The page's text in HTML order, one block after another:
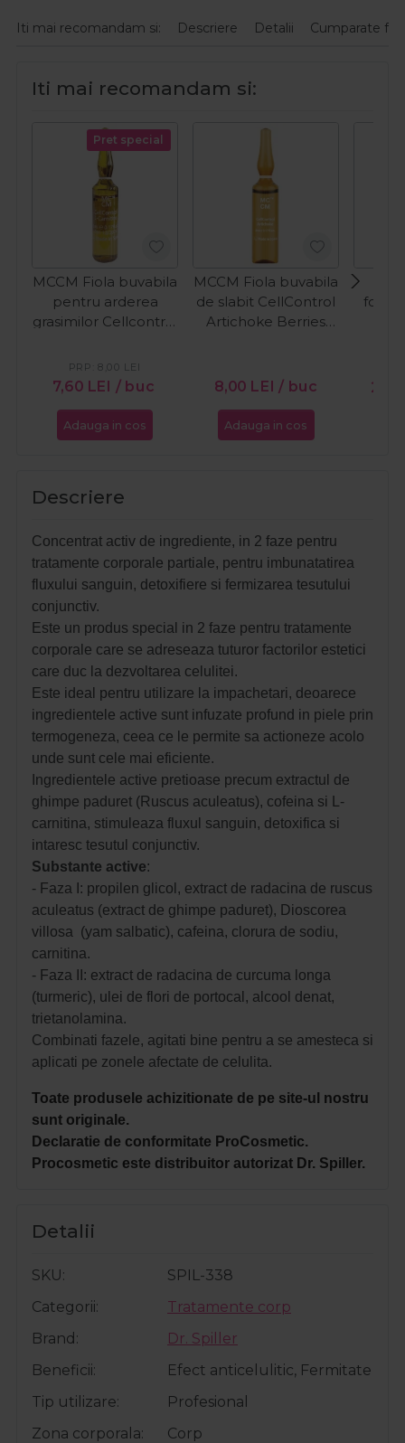
Iti mai recomandam si: Descriere Detalii Cumparate
Iti mai recomandam si:
Pret special
MCCM Fiola buvabila
pentru arderea
grasimilor Cellcontrol
7,60 LEI / buc
PRP: 8,00 LEI
Adauga in cos
MCCM Fiola buvabila
de slabit CellControl
Artichoke Berries
8,00 LEI / buc
Adauga in cos
Descriere
Concentrat activ de ingrediente, in 2 faze pentru
tratamente corporale partiale, pentru imbunatatirea
fluxului sanguin, detoxifiere si fermizarea tesutului
conjunctiv.
Este un produs special in 2 faze pentru tratamente
corporale care se adreseaza tuturor factorilor estetici
care duc la dezvoltarea celulitei.
Este ideal pentru utilizare la impachetari, deoarece
ingredientele active sunt infuzate profund in piele prin
termogeneza, ceea ce le permite sa actioneze acolo
unde sunt cele mai eficiente.
Ingredientele active pretioase precum extractul de
ghimpe paduret (Ruscus aculeatus), cofeina si L-
carnitina, stimuleaza fluxul sanguin, detoxifica si
intaresc tesutul conjunctiv.
Substante active:
- Faza I: propilen glicol, extract de radacina de ruscus
aculeatus (extract de ghimpe paduret), Dioscorea
villosa (yam salbatic), cafeina, clorura de sodiu,
carnitina.
- Faza II: extract de radacina de curcuma longa
(turmeric), ulei de flori de portocal, alcool denat,
trietanolamina.
Combinati fazele, agitati bine pentru a se amesteca si
aplicati pe zonele afectate de celulita.
Toate produsele achizitionate de pe site-ul nostru
sunt originale.
Declaratie de conformitate ProCosmetic.
Procosmetic este distribuitor autorizat Dr. Spiller.
Detalii
SKU
SPIL-338
Categorii
Tratamente corp
Brand
Dr. Spiller
Beneficii
Efect anticelulitic, Fermitate
Tip utilizare
Profesional
Zona corporala
Corp